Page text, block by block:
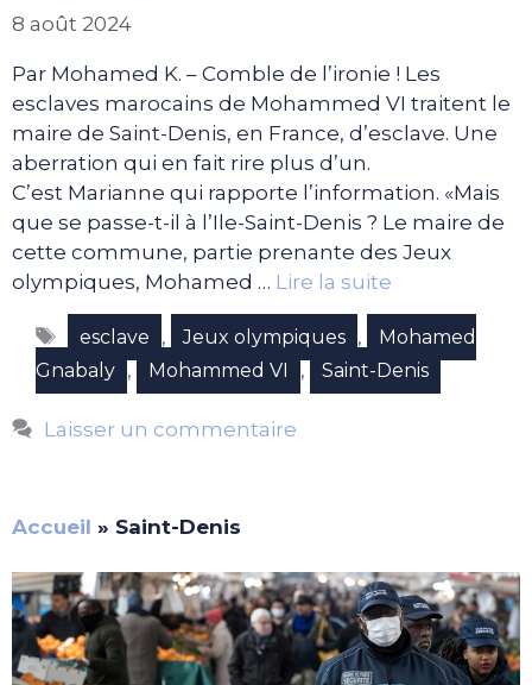
8 août 2024
Par Mohamed K. – Comble de l’ironie ! Les
esclaves marocains de Mohammed VI traitent le
maire de Saint-Denis, en France, d’esclave. Une
aberration qui en fait rire plus d’un.
C’est Marianne qui rapporte l’information. «Mais
que se passe-t-il à l’Ile-Saint-Denis ? Le maire de
cette commune, partie prenante des Jeux
olympiques, Mohamed … Lire la suite
Étiquettes
esclave , Jeux olympiques ,
Mohamed
Gnabaly , Mohammed VI , Saint-Denis
Laisser un commentaire
Accueil » Saint-Denis